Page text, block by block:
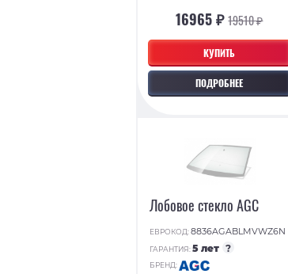
КУПИТЬ
ПОДРОБНЕЕ
16965 ₽19510 ₽
Лобовое стекло AGC
ЕВРОКОД:8836AGABLMVWZ6N
ГАРАНТИЯ:5 лет ?
БРЕНД: